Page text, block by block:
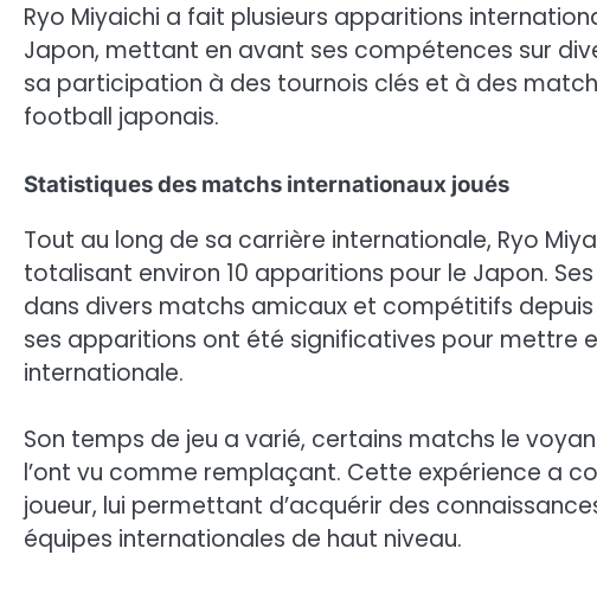
Ryo Miyaichi a fait plusieurs apparitions
Japon, mettant en avant ses compétences sur
sa participation à des tournois clés et à des
football japonais.
Statistiques des matchs internationaux joués
Tout au long de sa carrière internationale, Ryo
totalisant environ 10 apparitions pour le Japon.
dans divers matchs amicaux et compétitifs depuis
ses apparitions ont été significatives pour mettre
internationale.
Son temps de jeu a varié, certains matchs le
l’ont vu comme remplaçant. Cette expérience a
joueur, lui permettant d’acquérir des
équipes internationales de haut niveau.